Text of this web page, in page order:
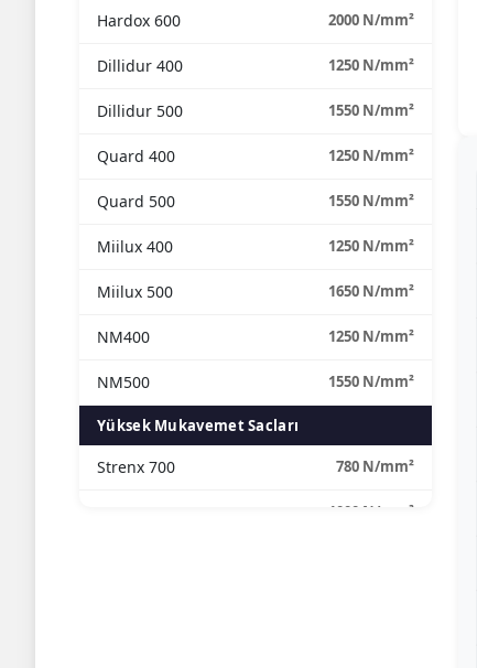
Hardox 600 2000 N/mm²
Dillidur 400 1250 N/mm²
Dillidur 500 1550 N/mm²
Quard 400 1250 N/mm²
Quard 500 1550 N/mm²
Miilux 400 1250 N/mm²
Miilux 500 1650 N/mm²
NM400 1250 N/mm²
NM500 1550 N/mm²
Yüksek Mukavemet Sacları
Strenx 700 780 N/mm²
1000 N/mm²